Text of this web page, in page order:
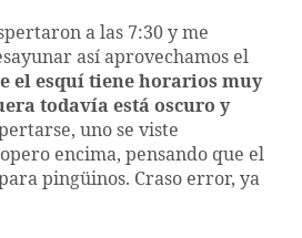
a las 7:30 y me
así aprovechamos el
el esquí tiene horarios muy
todavía está oscuro y
uno se viste
encima, pensando que el
pingüinos. Craso error, ya